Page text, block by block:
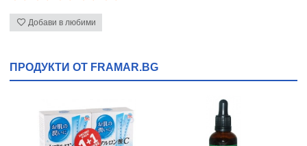
Добави в любими
ПРОДУКТИ ОТ FRAMAR.BG